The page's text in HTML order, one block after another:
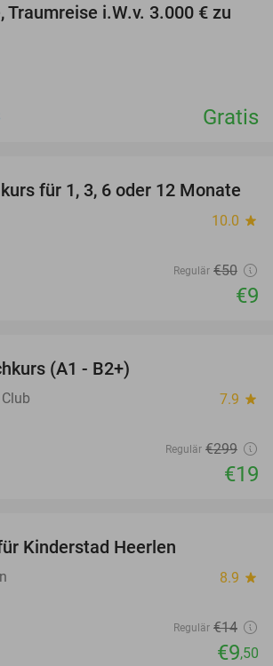
Traumreise i.W.v. 3.000 € zu
Gratis
82%
für 1, 3, 6 oder 12 Monate
10.0 star
Regulär €50
€9
(A1 - B2+)
7.9 star
Regulär €299
€19
Kinderstad Heerlen
8.9 star
Regulär €14
€9,50